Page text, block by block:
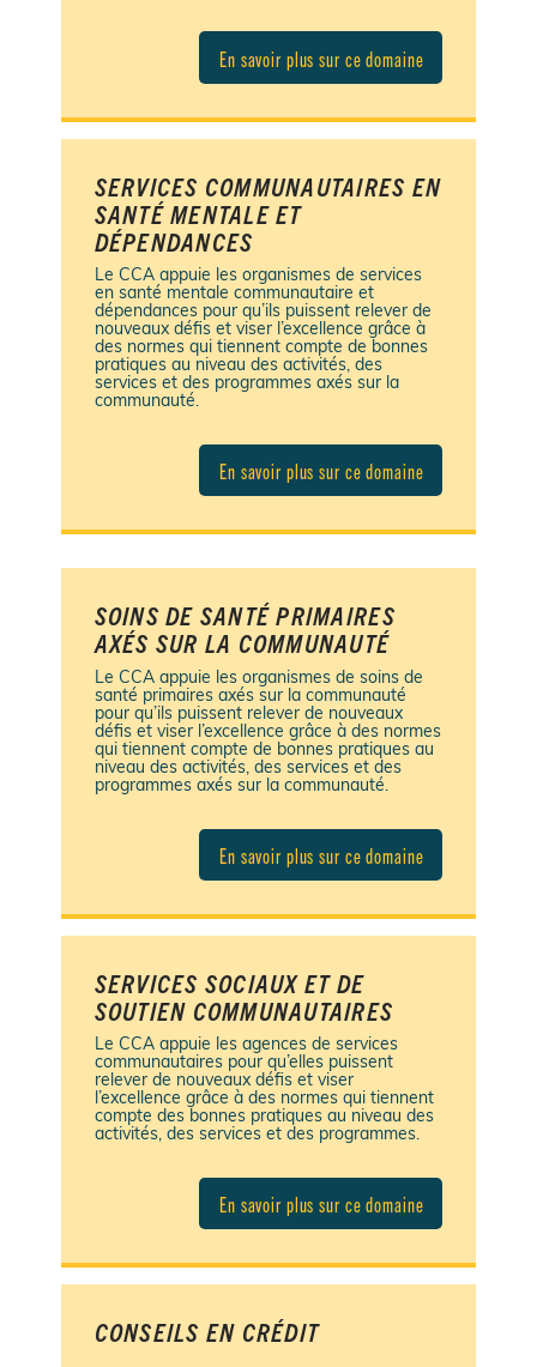
En savoir plus sur ce domaine
SERVICES COMMUNAUTAIRES EN
SANTÉ MENTALE ET
DÉPENDANCES
Le CCA appuie les organismes de services
en santé mentale communautaire et
dépendances pour qu’ils puissent relever de
nouveaux défis et viser l’excellence grâce à
des normes qui tiennent compte de bonnes
pratiques au niveau des activités, des
services et des programmes axés sur la
communauté.
En savoir plus sur ce domaine
SOINS DE SANTÉ PRIMAIRES
AXÉS SUR LA COMMUNAUTÉ
Le CCA appuie les organismes de soins de
santé primaires axés sur la communauté
pour qu’ils puissent relever de nouveaux
défis et viser l’excellence grâce à des normes
qui tiennent compte de bonnes pratiques au
niveau des activités, des services et des
programmes axés sur la communauté.
En savoir plus sur ce domaine
SERVICES SOCIAUX ET DE
SOUTIEN COMMUNAUTAIRES
Le CCA appuie les agences de services
communautaires pour qu’elles puissent
relever de nouveaux défis et viser
l’excellence grâce à des normes qui tiennent
compte des bonnes pratiques au niveau des
activités, des services et des programmes.
En savoir plus sur ce domaine
CONSEILS EN CRÉDIT